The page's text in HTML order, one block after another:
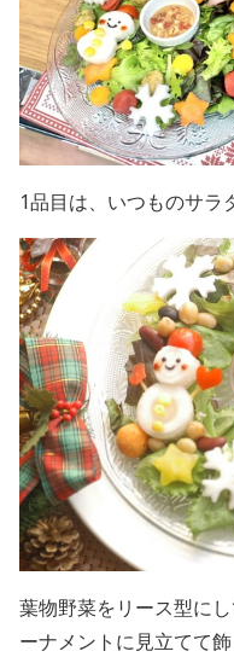
1品目は、いつものサラ
葉物野菜をリース型にし
ーナメントに見立てて